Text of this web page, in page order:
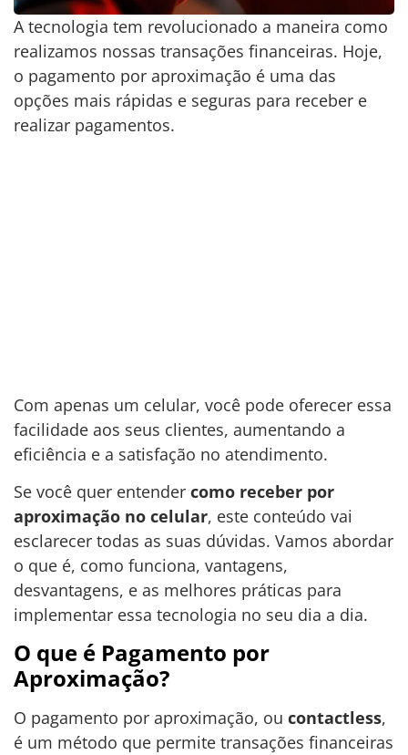
A tecnologia tem revolucionado a maneira como
realizamos nossas transações financeiras. Hoje,
o pagamento por aproximação é uma das
opções mais rápidas e seguras para receber e
realizar pagamentos.
Com apenas um celular, você pode oferecer essa
facilidade aos seus clientes, aumentando a
eficiência e a satisfação no atendimento.
Se você quer entender como receber por
aproximação no celular, este conteúdo vai
esclarecer todas as suas dúvidas. Vamos abordar
o que é, como funciona, vantagens,
desvantagens, e as melhores práticas para
implementar essa tecnologia no seu dia a dia.
O que é Pagamento por
Aproximação?
O pagamento por aproximação, ou contactless,
é um método que permite transações financeiras